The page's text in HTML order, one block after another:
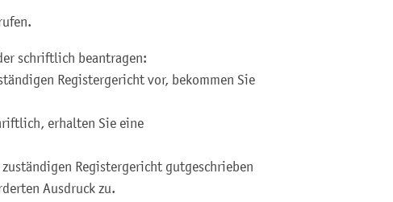
schriftlich beantragen:
Registergericht vor, bekommen Sie
erhalten Sie eine
Registergericht gutgeschrieben
Ausdruck zu.